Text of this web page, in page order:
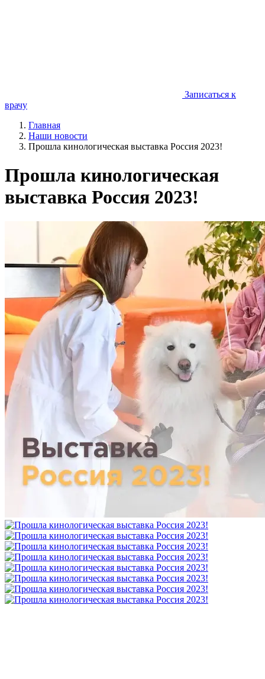
Записаться к
врачу
Главная
Наши новости
Прошла кинологическая выставка Россия 2023!
Прошла кинологическая
выставка Россия 2023!